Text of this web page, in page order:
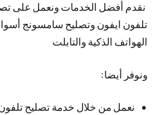
نقدم أفضل الخدمات ونعمل على
تلفون ايفون وتصليح سامسونج
الهواتف الذكية والتابلت
ونوفر أيضا:
نعمل من خلال خدمة تصليح